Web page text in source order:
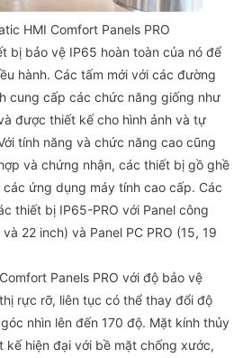
HMI Comfort Panels PRO
bị bảo vệ IP65 hoàn toàn của nó để
hành. Các tấm mới với các đường
cung cấp các chức năng giống như
được thiết kế cho hình ảnh và tự
tính năng và chức năng cao cũng
và chứng nhận, các thiết bị gồ ghề
ứng dụng máy tính cao cấp. Các
thiết bị IP65-PRO với Panel công
22 inch) và Panel PC PRO (15, 19
Panels PRO với độ bảo vệ
rực rỡ, liên tục có thể thay đổi độ
nhìn lên đến 170 độ. Mặt kính thủy
kế hiện đại với bề mặt chống xước,